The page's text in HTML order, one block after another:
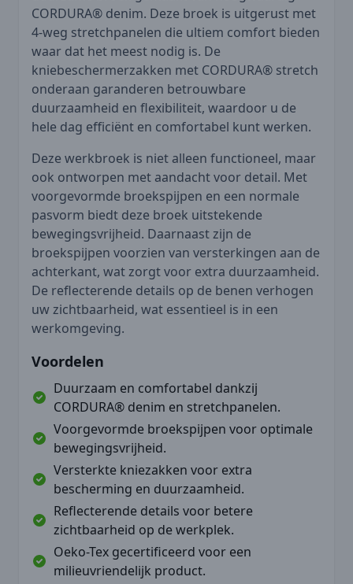
CORDURA® denim. Deze broek is uitgerust met
4-weg stretchpanelen die ultiem comfort bieden
waar dat het meest nodig is. De
kniebeschermerzakken met CORDURA® stretch
onderaan garanderen betrouwbare
duurzaamheid en flexibiliteit, waardoor u de
hele dag efficiënt en comfortabel kunt werken.
Deze werkbroek is niet alleen functioneel, maar
ook ontworpen met aandacht voor detail. Met
voorgevormde broekspijpen en een normale
pasvorm biedt deze broek uitstekende
bewegingsvrijheid. Daarnaast zijn de
broekspijpen voorzien van versterkingen aan de
achterkant, wat zorgt voor extra duurzaamheid.
De reflecterende details op de benen verhogen
uw zichtbaarheid, wat essentieel is in een
werkomgeving.
Voordelen
Duurzaam en comfortabel dankzij
CORDURA® denim en stretchpanelen.
Voorgevormde broekspijpen voor optimale
bewegingsvrijheid.
Versterkte kniezakken voor extra
bescherming en duurzaamheid.
Reflecterende details voor betere
zichtbaarheid op de werkplek.
Oeko-Tex gecertificeerd voor een
milieuvriendelijk product.